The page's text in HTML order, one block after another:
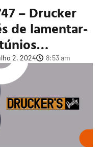
– Drucker
de lamentar-
2, 2024 8:53 am